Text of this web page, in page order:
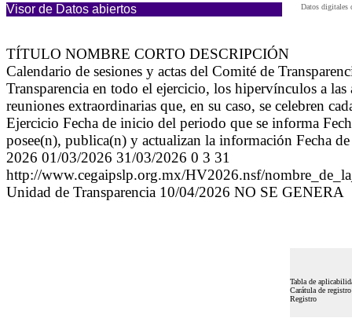
Visor de Datos abiertos Datos digitales
TÍTULO NOMBRE CORTO DESCRIPCIÓN
Calendario de sesiones y actas del Comité de
Transparencia en todo el ejercicio, los hipervínculos a
reuniones extraordinarias que, en su caso, se celebren
Ejercicio Fecha de inicio del periodo que se informa
posee(n), publica(n) y actualizan la información Fecha
2026 01/03/2026 31/03/2026 0 3 31
http://www.cegaipslp.org.mx/HV2026.nsf/
Unidad de Transparencia 10/04/2026 NO SE GENERA
Tabla de
Carátula de registro
Registro